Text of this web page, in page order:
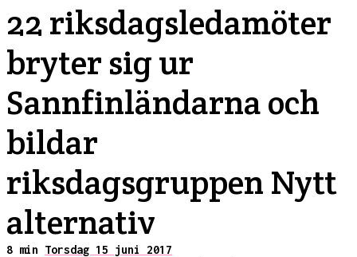
22 riksdagsledamöter
bryter sig ur
Sannfinländarna och
bildar
riksdagsgruppen Nytt
alternativ
8 min Torsdag 15 juni 2017